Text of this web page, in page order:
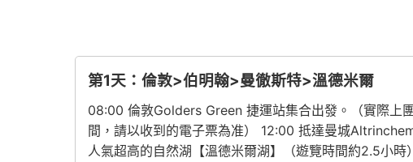
第1天：倫敦>伯明翰>曼徹斯特>溫德米爾
08:00 倫敦Golders Green 捷運站集合出發。（實際上
間，請以收到的電子票為准） 12:00 抵達曼城
人氣超高的自然湖【溫德米爾湖】（遊覽時間約2.5小